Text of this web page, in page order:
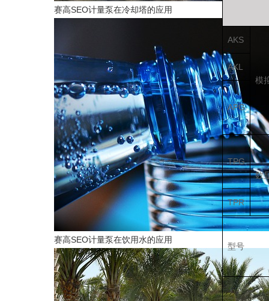
赛高SEO计量泵在冷却塔的应用
赛高SEO计量泵在饮用水的应用
AKS
模
AKL
APG
TPG
数
TPR
型号